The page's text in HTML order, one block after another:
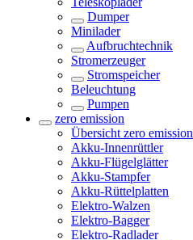
Dumper
Minilader
Aufbruchtechnik
Stromerzeuger
Stromspeicher
Beleuchtung
Pumpen
zero emission
Übersicht zero emission
Akku-Innenrüttler
Akku-Flügelglätter
Akku-Stampfer
Akku-Rüttelplatten
Elektro-Walzen
Elektro-Bagger
Elektro-Radlader